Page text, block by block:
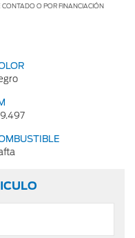
O POR FINANCIACIÓN